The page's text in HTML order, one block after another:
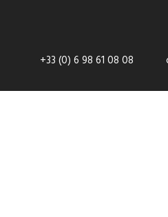
+33 (0) 6 98 61 08 08